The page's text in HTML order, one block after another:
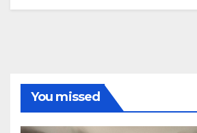
You missed